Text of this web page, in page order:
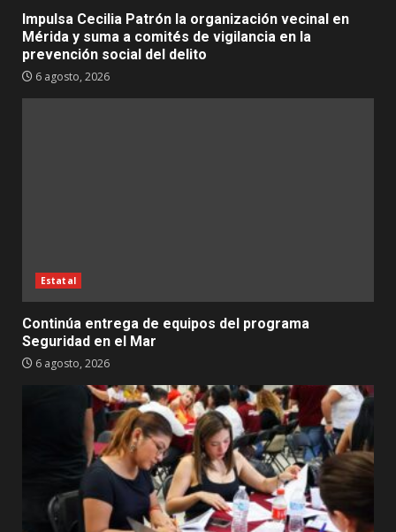
Impulsa Cecilia Patrón la organización vecinal en
Mérida y suma a comités de vigilancia en la
prevención social del delito
6 agosto, 2026
Estatal
Continúa entrega de equipos del programa
Seguridad en el Mar
6 agosto, 2026